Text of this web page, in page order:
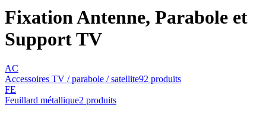
Fixation Antenne, Parabole et
Support TV
AC
Accessoires TV / parabole / satellite92 produits
FE
Feuillard métallique2 produits